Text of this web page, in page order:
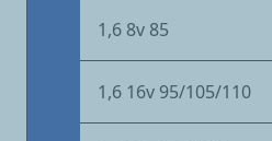
1,6 8v 85
1,6 16v 95/105/110